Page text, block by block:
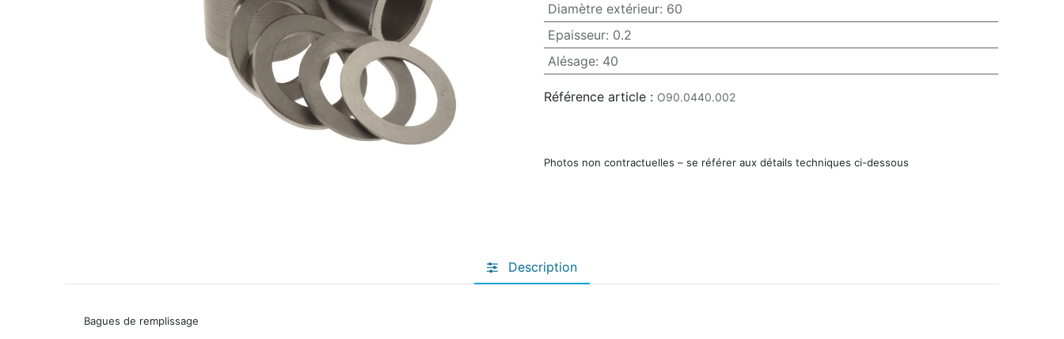
Diamètre extérieur: 60
Epaisseur: 0.2
Alésage: 40
Référence article : O90.0440.002
Photos non contractuelles – se référer aux détails techniques ci-dessous
Description
Bagues de remplissage